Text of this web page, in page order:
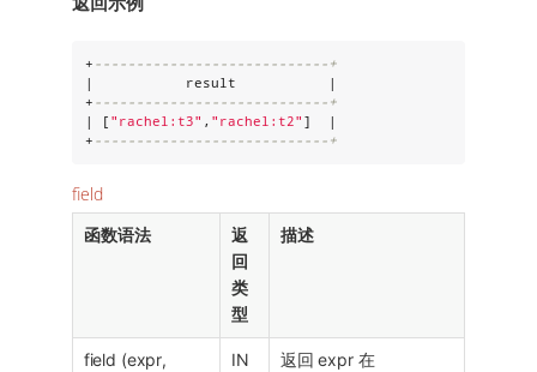
+ ----------------------------+
|           result           |
+ ----------------------------+
| [ " rachel:t3" , " rachel:t2" ]  |
+ ----------------------------+
field
函数语法
返
回
类
型
描述
field (expr,
IN
返回 expr 在